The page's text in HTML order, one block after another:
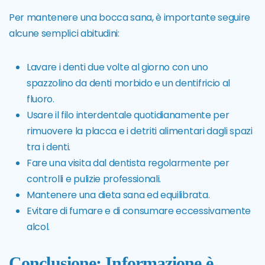
Per mantenere una bocca sana, è importante seguire
alcune semplici abitudini:
Lavare i denti due volte al giorno con uno
spazzolino da denti morbido e un dentifricio al
fluoro.
Usare il filo interdentale quotidianamente per
rimuovere la placca e i detriti alimentari dagli spazi
tra i denti.
Fare una visita dal dentista regolarmente per
controlli e pulizie professionali.
Mantenere una dieta sana ed equilibrata.
Evitare di fumare e di consumare eccessivamente
alcol.